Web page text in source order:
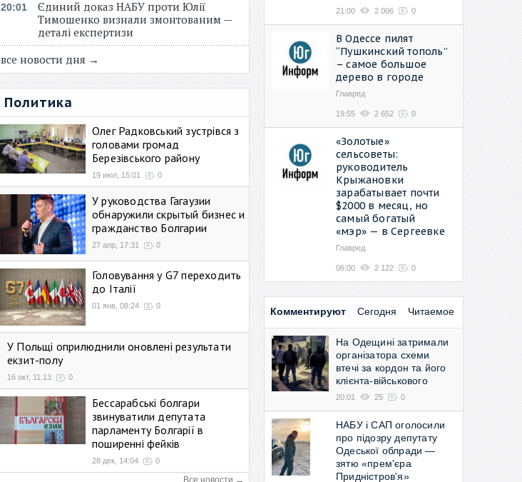
20:01
Єдиний доказ НАБУ проти Юлії
Тимошенко визнали змонтованим —
деталі експертизи
все новости дня →
Политика
Олег Радковський зустрівся з
головами громад
Березівського району
19 июл, 15:01 0
У руководства Гагаузии
обнаружили скрытый бизнес и
гражданство Болгарии
27 апр, 17:31 0
Головування у G7 переходить
до Італії
01 янв, 08:24 0
У Польщі оприлюднили оновлені результати
екзит-полу
16 окт, 11:13 0
Бессарабські болгари
звинуватили депутата
парламенту Болгарії в
поширенні фейків
28 дек, 14:04 0
Все новости →
21:00 2 006 0
В Одессе пилят
“Пушкинский тополь”
– самое большое
дерево в городе
Главред
19:55 2 652 0
«Золотые»
сельсоветы:
руководитель
Крыжановки
зарабатывает почти
$2000 в месяц, но
самый богатый
«мэр» — в Сергеевке
Главред
06:00 2 122 0
Комментируют Сегодня Читаемое
На Одещині затримали
організатора схеми
втечі за кордон та його
клієнта-військового
20:01 25 0
НАБУ і САП оголосили
про підозру депутату
Одеської облради —
зятю «прем'єра
Придністров'я»